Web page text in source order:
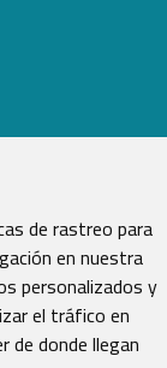
de rastreo para
en nuestra
personalizados y
el tráfico en
de donde llegan